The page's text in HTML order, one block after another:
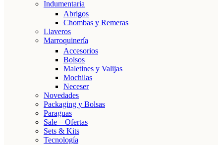
Indumentaria
Abrigos
Chombas y Remeras
Llaveros
Marroquinería
Accesorios
Bolsos
Maletines y Valijas
Mochilas
Neceser
Novedades
Packaging y Bolsas
Paraguas
Sale – Ofertas
Sets & Kits
Tecnología